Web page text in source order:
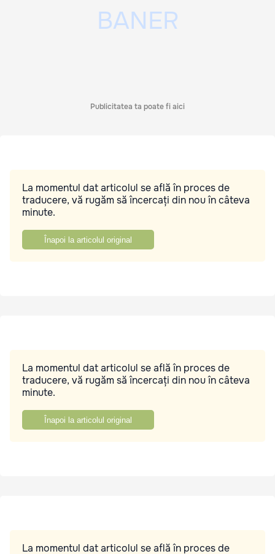
Publicitatea ta poate fi aici
La momentul dat articolul se află în proces de
traducere, vă rugăm să încercați din nou în câteva
minute.
Înapoi la articolul original
La momentul dat articolul se află în proces de
traducere, vă rugăm să încercați din nou în câteva
minute.
Înapoi la articolul original
La momentul dat articolul se află în proces de